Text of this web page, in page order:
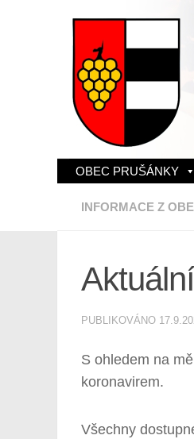
Skip to content
OBEC PRUŠÁNKY
INFORMACE Z
PUBLIKOVÁNO
S ohledem na
koronavirem.
Všechny